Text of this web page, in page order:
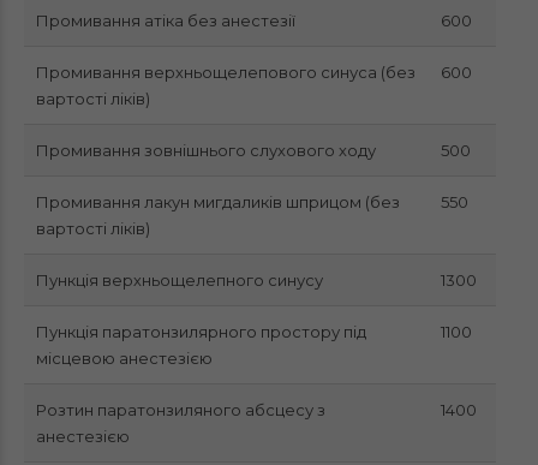
Промивання атіка без анестезії 600
Промивання верхньощелепового синуса (без
вартості ліків)
600
Промивання зовнішнього слухового ходу 500
Промивання лакун мигдаликів шприцом (без
вартості ліків)
550
Пункція верхньощелепного синусу 1300
Пункція паратонзилярного простору під
місцевою анестезією
1100
Розтин паратонзиляного абсцесу з
анестезією
1400